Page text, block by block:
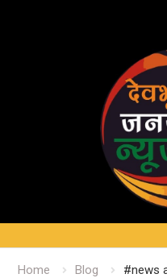
Home Blog #news